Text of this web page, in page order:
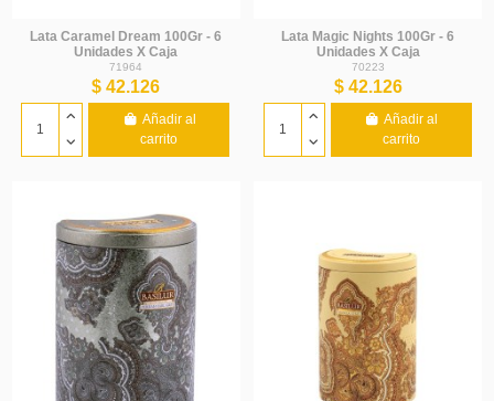
Lata Caramel Dream 100Gr - 6
Unidades X Caja
71964
$ 42.126
Añadir al
carrito
Lata Magic Nights 100Gr - 6
Unidades X Caja
70223
$ 42.126
Añadir al
carrito